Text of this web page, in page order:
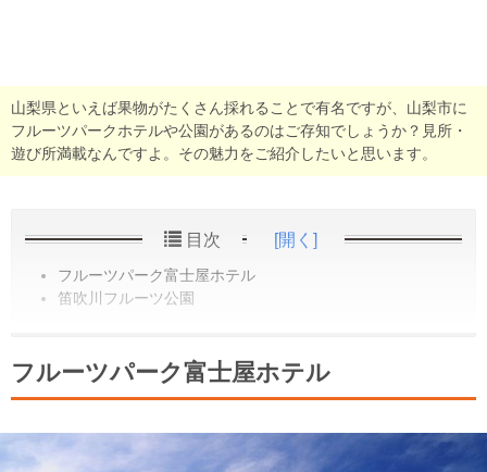
山梨県といえば果物がたくさん採れることで有名ですが、山梨市に
フルーツパークホテルや公園があるのはご存知でしょうか？見所・
遊び所満載なんですよ。その魅力をご紹介したいと思います。
目次 [開く]
フルーツパーク富士屋ホテル
笛吹川フルーツ公園
フルーツパーク富士屋ホテル